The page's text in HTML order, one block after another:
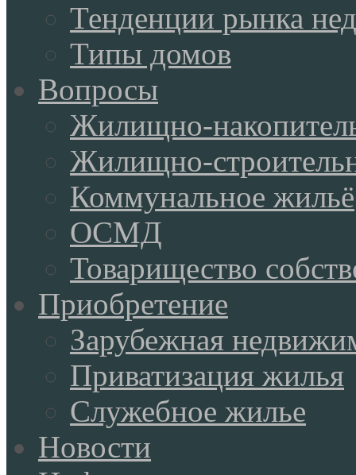
Тенденции рынка
Типы домов
Вопросы
Жилищно-
Жилищно-
Коммунальное жильё
ОСМД
Товарищество
Приобретение
Зарубежная
Приватизация жилья
Служебное жилье
Новости